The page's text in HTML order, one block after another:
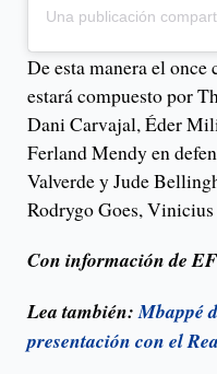
De esta manera el
estará compuesto por
Dani Carvajal, Éder
Ferland Mendy en
Valverde y Jude
Rodrygo Goes,
Con información de
Lea también:Mbappé
presentación con el